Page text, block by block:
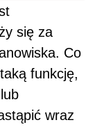
się za
Co
taką funkcję,
wraz